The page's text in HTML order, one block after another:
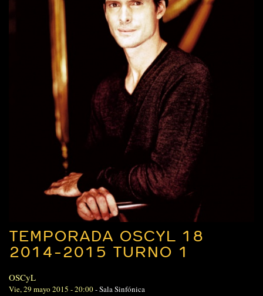
TEMPORADA OSCYL 18
2014-2015 TURNO 1
OSCyL
Vie, 29 mayo 2015 - 20:00-Sala Sinfónica